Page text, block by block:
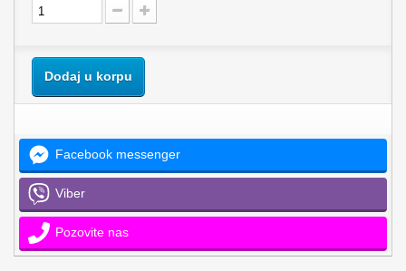
Dodaj u korpu
Facebook messenger
Viber
Pozovite nas